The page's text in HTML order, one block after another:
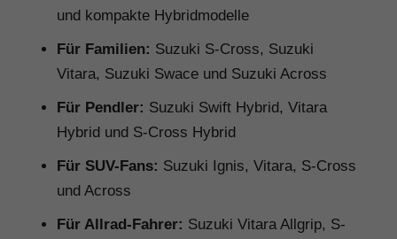
und kompakte Hybridmodelle
Für Familien: Suzuki S-Cross, Suzuki
Vitara, Suzuki Swace und Suzuki Across
Für Pendler: Suzuki Swift Hybrid, Vitara
Hybrid und S-Cross Hybrid
Für SUV-Fans: Suzuki Ignis, Vitara, S-Cross
und Across
Für Allrad-Fahrer: Suzuki Vitara Allgrip, S-